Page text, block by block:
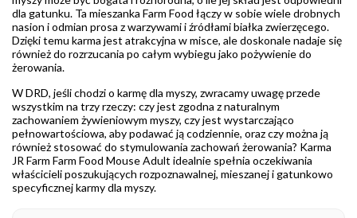
dla gatunku. Ta mieszanka Farm Food łączy w sobie wiele drobnych
nasion i odmian prosa z warzywami i źródłami białka zwierzęcego.
Dzięki temu karma jest atrakcyjna w misce, ale doskonale nadaje się
również do rozrzucania po całym wybiegu jako pożywienie do
żerowania.
W DRD, jeśli chodzi o karmę dla myszy, zwracamy uwagę przede
wszystkim na trzy rzeczy: czy jest zgodna z naturalnym
zachowaniem żywieniowym myszy, czy jest wystarczająco
pełnowartościowa, aby podawać ją codziennie, oraz czy można ją
również stosować do stymulowania zachowań żerowania? Karma
JR Farm Farm Food Mouse Adult idealnie spełnia oczekiwania
właścicieli poszukujących rozpoznawalnej, mieszanej i gatunkowo
specyficznej karmy dla myszy.